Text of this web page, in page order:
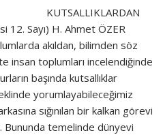
KUTSALLIKLARDAN
12. Sayı) H. Ahmet ÖZER
akıldan, bilimden söz
insan toplumları incelendiğinde
başında kutsallıklar
yorumlayabileceğimiz
sığınılan bir kalkan görevi
Bununda temelinde dünyevi